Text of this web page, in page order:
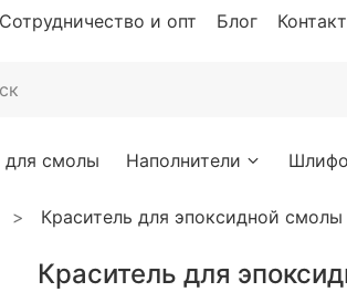
Сотрудничество и опт Блог
для смолы Наполнители
Краситель для эпоксидной
Краситель для